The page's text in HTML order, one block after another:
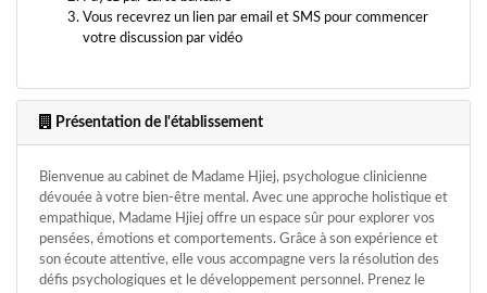
Vous recevrez un lien par email et SMS pour commencer
votre discussion par vidéo
Présentation de l'établissement
Bienvenue au cabinet de Madame Hjiej, psychologue clinicienne
dévouée à votre bien-être mental. Avec une approche holistique et
empathique, Madame Hjiej offre un espace sûr pour explorer vos
pensées, émotions et comportements. Grâce à son expérience et
son écoute attentive, elle vous accompagne vers la résolution des
défis psychologiques et le développement personnel. Prenez le